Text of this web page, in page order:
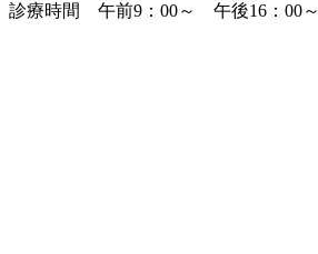
診療時間 午前9：00～ 午後16：00～